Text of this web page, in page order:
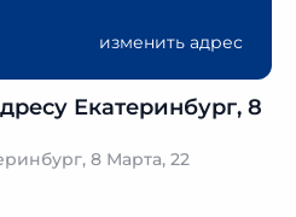
изменить адрес
Екатеринбург, 8
8 Марта, 22